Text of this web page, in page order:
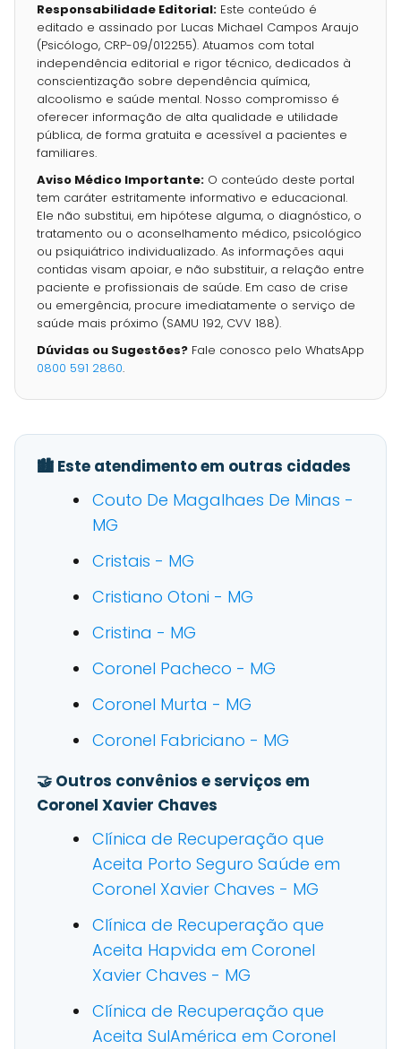
Responsabilidade Editorial: Este conteúdo é
editado e assinado por Lucas Michael Campos Araujo
(Psicólogo, CRP-09/012255). Atuamos com total
independência editorial e rigor técnico, dedicados à
conscientização sobre dependência química,
alcoolismo e saúde mental. Nosso compromisso é
oferecer informação de alta qualidade e utilidade
pública, de forma gratuita e acessível a pacientes e
familiares.
Aviso Médico Importante: O conteúdo deste portal
tem caráter estritamente informativo e educacional.
Ele não substitui, em hipótese alguma, o diagnóstico, o
tratamento ou o aconselhamento médico, psicológico
ou psiquiátrico individualizado. As informações aqui
contidas visam apoiar, e não substituir, a relação entre
paciente e profissionais de saúde. Em caso de crise
ou emergência, procure imediatamente o serviço de
saúde mais próximo (SAMU 192, CVV 188).
Dúvidas ou Sugestões? Fale conosco pelo WhatsApp
0800 591 2860.
🏙️ Este atendimento em outras cidades
Couto De Magalhaes De Minas -
MG
Cristais - MG
Cristiano Otoni - MG
Cristina - MG
Coronel Pacheco - MG
Coronel Murta - MG
Coronel Fabriciano - MG
🤝 Outros convênios e serviços em
Coronel Xavier Chaves
Clínica de Recuperação que
Aceita Porto Seguro Saúde em
Coronel Xavier Chaves - MG
Clínica de Recuperação que
Aceita Hapvida em Coronel
Xavier Chaves - MG
Clínica de Recuperação que
Aceita SulAmérica em Coronel